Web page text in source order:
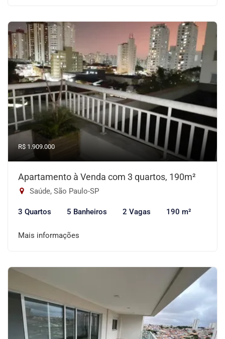
R$ 1.909.000
Apartamento à Venda com 3 quartos, 190m²
Saúde, São Paulo-SP
3 Quartos 5 Banheiros 2 Vagas 190 m²
Mais informações